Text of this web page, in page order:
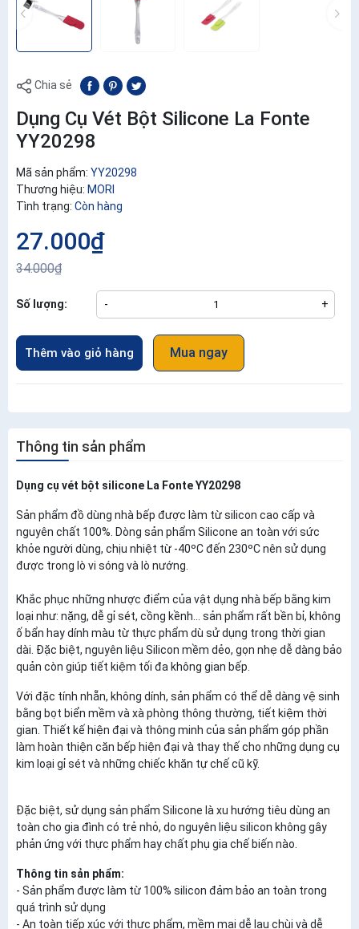
Chia sẻ
Dụng Cụ Vét Bột Silicone La Fonte
YY20298
Mã sản phẩm: YY20298
Thương hiệu: MORI
Tình trạng: Còn hàng
27.000₫
34.000₫
Số lượng: - +
Thêm vào giỏ hàng Mua ngay
Thông tin sản phẩm
Dụng cụ vét bột silicone La Fonte YY20298
Sản phẩm đồ dùng nhà bếp được làm từ silicon cao cấp và
nguyên chất 100%. Dòng sản phẩm Silicone an toàn với sức
khỏe người dùng, chịu nhiệt từ -40ºC đến 230ºC nên sử dụng
được trong lò vi sóng và lò nướng.
Khắc phục những nhược điểm của vật dụng nhà bếp bằng kim
loại như: nặng, dễ gỉ sét, cồng kềnh... sản phẩm rất bền bỉ, không
ố bẩn hay dính màu từ thực phẩm dù sử dụng trong thời gian
dài. Đặc biệt, nguyên liệu Silicon mềm dẻo, gọn nhẹ dễ dàng bảo
quản còn giúp tiết kiệm tối đa không gian bếp.
Với đặc tính nhẵn, không dính, sản phẩm có thể dễ dàng vệ sinh
bằng bọt biển mềm và xà phòng thông thường, tiết kiệm thời
gian. Thiết kế hiện đại và thông minh của sản phẩm góp phần
làm hoàn thiện căn bếp hiện đại và thay thế cho những dụng cụ
kim loại gỉ sét và những chiếc khăn tự chế cũ kỹ.
Đặc biệt, sử dụng sản phẩm Silicone là xu hướng tiêu dùng an
toàn cho gia đình có trẻ nhỏ, do nguyên liệu silicon không gây
phản ứng với thực phẩm hay chất phụ gia chế biến nào.
Thông tin sản phẩm:
- Sản phẩm được làm từ 100% silicon đảm bảo an toàn trong
quá trình sử dụng
- An toàn tiếp xúc với thực phẩm, mềm mại dễ lau chùi và dễ